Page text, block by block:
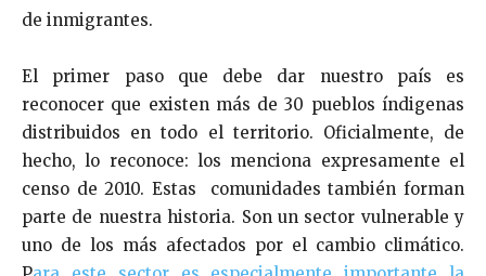
de inmigrantes.
El primer paso que debe dar nuestro país es
reconocer que existen más de 30 pueblos índigenas
distribuidos en todo el territorio. Oficialmente, de
hecho, lo reconoce: los menciona expresamente el
censo de 2010. Estas comunidades también forman
parte de nuestra historia. Son un sector vulnerable y
uno de los más afectados por el cambio climático.